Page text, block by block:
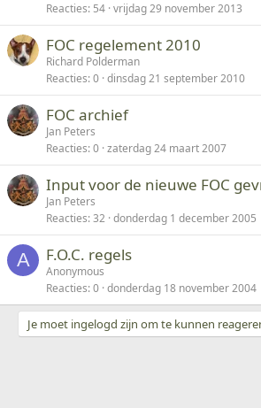
Reacties 54 vrijdag 29 november 2013
FOC regelement 2010
Richard Polderman
Reacties 0 dinsdag 21 september 2010
FOC archief
Jan Peters
Reacties 0 zaterdag 24 maart 2007
Input voor de nieuwe FOC
Jan Peters
Reacties 32 donderdag 1 december 2005
A F.O.C. regels
Anonymous
Reacties 0 donderdag 18 november 2004
Je moet ingelogd zijn om te kunnen